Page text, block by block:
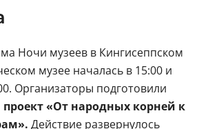
Ночи музеев в Кингисеппском
музее началась в 15:00 и
Организаторы подготовили
«От народных корней к
Действие развернулось